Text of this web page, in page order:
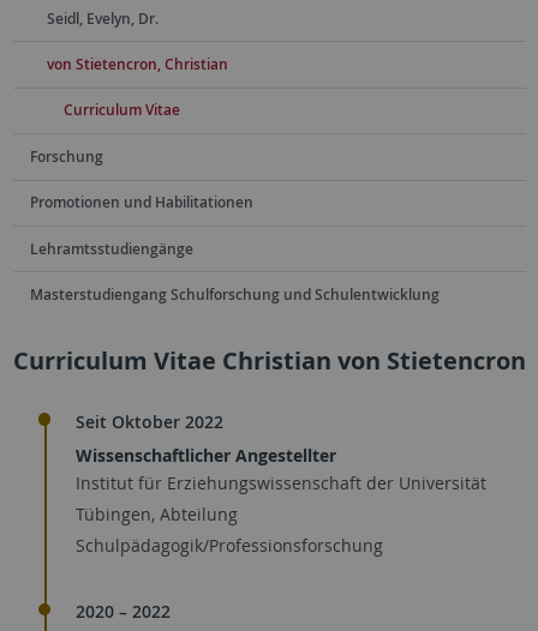
Seidl, Evelyn, Dr.
von Stietencron, Christian
Curriculum Vitae
Forschung
Promotionen und Habilitationen
Lehramtsstudiengänge
Masterstudiengang Schulforschung und Schulentwicklung
Curriculum Vitae Christian von Stietencron
Seit Oktober 2022
Wissenschaftlicher Angestellter
Institut für Erziehungswissenschaft der Universität
Tübingen, Abteilung
Schulpädagogik/Professionsforschung
2020 – 2022